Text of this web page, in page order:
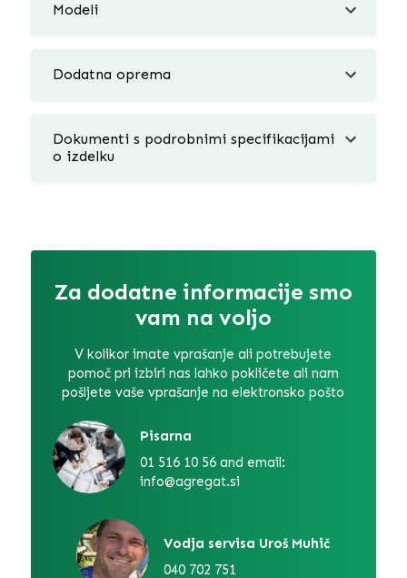
Modeli
Dodatna oprema
Dokumenti s podrobnimi specifikacijami
o izdelku
Za dodatne informacije smo
vam na voljo
V kolikor imate vprašanje ali potrebujete
pomoč pri izbiri nas lahko pokličete ali nam
pošljete vaše vprašanje na elektronsko pošto
Pisarna
01 516 10 56 and email:
info@agregat.si
Vodja servisa Uroš Muhič
040 702 751